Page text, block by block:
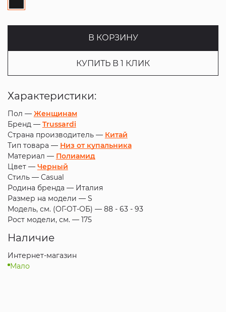
В КОРЗИНУ
КУПИТЬ В 1 КЛИК
Характеристики:
Пол — Женщинам
Бренд — Trussardi
Страна производитель — Китай
Тип товара — Низ от купальника
Материал — Полиамид
Цвет — Черный
Стиль — Casual
Родина бренда — Италия
Размер на модели — S
Модель, см. (ОГ-ОТ-ОБ) — 88 - 63 - 93
Рост модели, см. — 175
Наличие
Интернет-магазин
Мало